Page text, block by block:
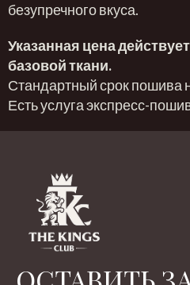
безупречного вкуса.
Указанная цена
базовой ткани.
Стандартный срок пошива
Есть услуга экспресс-